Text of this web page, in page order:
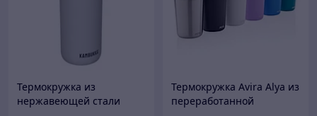
Термокружка из
нержавеющей стали
Термокружка Avira Alya из
переработанной